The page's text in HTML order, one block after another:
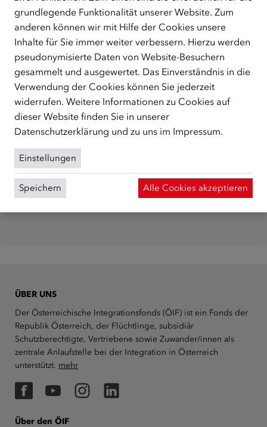
seminare@integrationsfonds.at
Die Online-Anmeldung für einen Kurs muss mindestens
einen Tag vor Kursbeginn erfolgen. Die Anmeldung ist
leider nicht mehr möglich.
Weitere Seminare, die Sie
interessieren könnten:
ÜBER UNS
Der Österreichische Integrationsfonds (ÖIF) ist ein Fonds der
Republik Österreich, der Flüchtlinge, subsidiär
Schutzberechtigte, Vertriebene sowie Zuwander/innen als
zentrale Anlaufstelle bei der Integration in Österreich
unterstützt. mehr
FacebookYouTubeInstagramLinkedIn
Über den ÖIF
grundlegende Funktionalität unserer Website. Zum
anderen können wir mit Hilfe der Cookies unsere
Inhalte für Sie immer weiter verbessern. Hierzu werden
pseudonymisierte Daten von Website-Besuchern
gesammelt und ausgewertet. Das Einverständnis in die
Verwendung der Cookies können Sie jederzeit
widerrufen. Weitere Informationen zu Cookies auf
dieser Website finden Sie in unserer
Datenschutzerklärung und zu uns im Impressum.
Einstellungen
Speichern Alle Cookies akzeptieren